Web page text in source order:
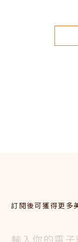
訂閱後可獲得更多